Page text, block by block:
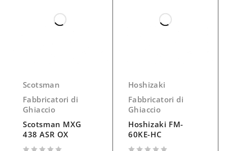
Scotsman
Fabbricatori di
Ghiaccio
Scotsman MXG
438 ASR OX
Hoshizaki
Fabbricatori di
Ghiaccio
Hoshizaki FM-
60KE-HC